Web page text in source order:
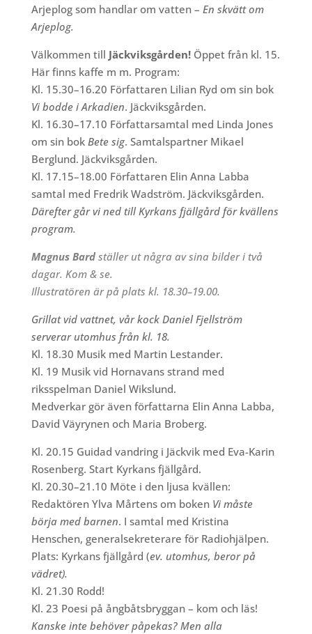
Arjeplog som handlar om vatten – En skvätt om
Arjeplog.
Välkommen till Jäckviksgården!Öppet från kl. 15.
Här finns kaffe m m. Program:
Kl. 15.30–16.20 Författaren Lilian Ryd om sin bok
Vi bodde i Arkadien. Jäckviksgården.
Kl. 16.30–17.10 Författarsamtal med Linda Jones
om sin bok Bete sig. Samtalspartner Mikael
Berglund. Jäckviksgården.
Kl. 17.15–18.00 Författaren Elin Anna Labba
samtal med Fredrik Wadström. Jäckviksgården.
Därefter går vi ned till Kyrkans fjällgård för kvällens
program.
Magnus Bardställer ut några av sina bilder i två
dagar. Kom & se.
Illustratören är på plats kl. 18.30–19.00.
Grillat vid vattnet, vår kock Daniel Fjellström
serverar utomhus från kl. 18.
Kl. 18.30 Musik med Martin Lestander.
Kl. 19 Musik vid Hornavans strand med
riksspelman Daniel Wikslund.
Medverkar gör även författarna Elin Anna Labba,
David Väyrynen och Maria Broberg.
Kl. 20.15 Guidad vandring i Jäckvik med Eva-Karin
Rosenberg. Start Kyrkans fjällgård.
Kl. 20.30–21.10 Möte i den ljusa kvällen:
Redaktören Ylva Mårtens om boken Vi måste
börja med barnen. I samtal med Kristina
Henschen, generalsekreterare för Radiohjälpen.
Plats: Kyrkans fjällgård (ev. utomhus, beror på
vädret).
Kl. 21.30 Rodd!
Kl. 23 Poesi på ångbåtsbryggan – kom och läs!
Kanske inte behöver påpekas? Men alla